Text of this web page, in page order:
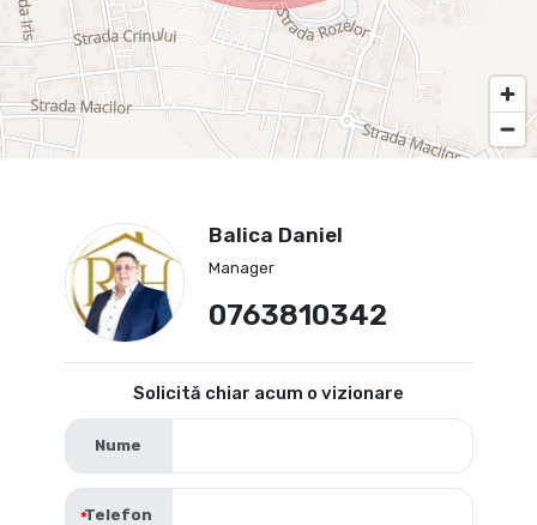
Balica Daniel
Manager
0763810342
Solicită chiar acum o vizionare
Nume
Telefon